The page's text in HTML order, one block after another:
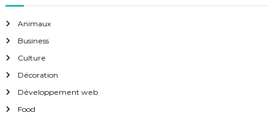
Animaux
Business
Culture
Décoration
Développement web
Food